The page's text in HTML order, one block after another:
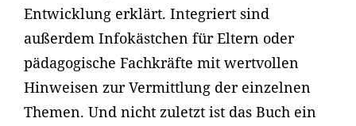
Entwicklung erklärt. Integriert sind
außerdem Infokästchen für Eltern oder
pädagogische Fachkräfte mit wertvollen
Hinweisen zur Vermittlung der einzelnen
Themen. Und nicht zuletzt ist das Buch ein